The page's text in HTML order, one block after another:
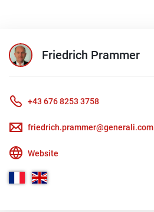
Friedrich Prammer
+43 676 8253 3758
friedrich.prammer@generali.com
Website